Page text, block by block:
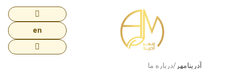
en
آدرینامهر درباره ما